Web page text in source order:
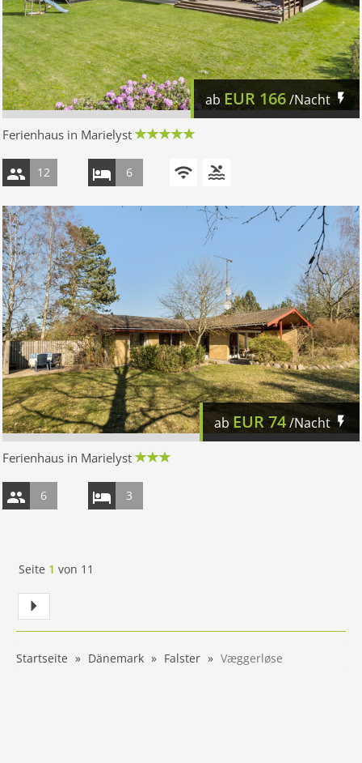
abEUR 166/Nacht
Ferienhaus in Marielyst
12 6
abEUR74/Nacht
Ferienhaus in Marielyst
6 3
Seite 1 von 11
Startseite Dänemark Falster Væggerløse